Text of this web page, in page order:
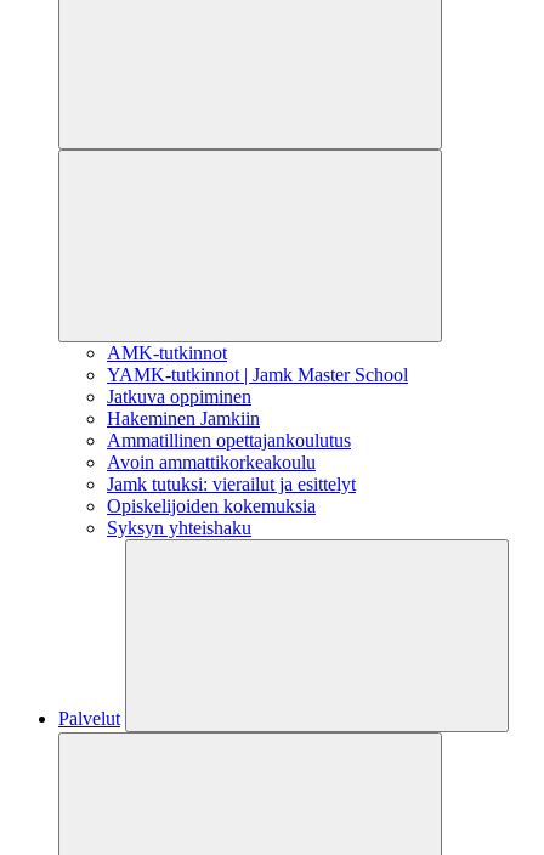
AMK-tutkinnot
YAMK-tutkinnot | Jamk Master School
Jatkuva oppiminen
Hakeminen Jamkiin
Ammatillinen opettajankoulutus
Avoin ammattikorkeakoulu
Jamk tutuksi: vierailut ja esittelyt
Opiskelijoiden kokemuksia
Syksyn yhteishaku
Palvelut